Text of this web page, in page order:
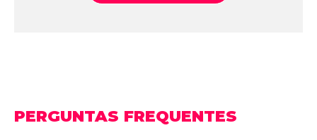
PERGUNTAS FREQUENTES